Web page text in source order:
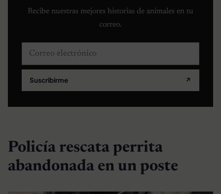
Recibe nuestras mejores historias de animales en tu
correo.
Correo electrónico
Suscribirme ↗
Policía rescata perrita
abandonada en un poste